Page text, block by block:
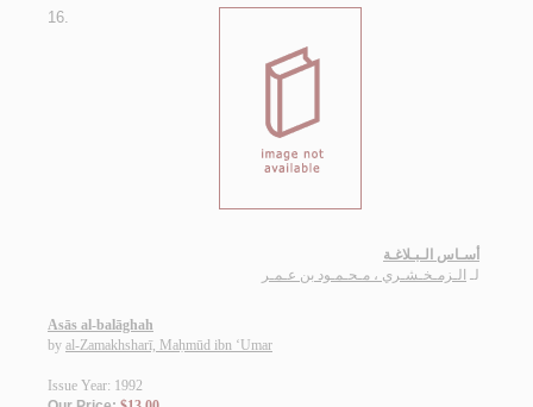
16.
أسـاس الـبـلاغـة
لـ الـزمـخـشـري ، مـحـمـود بن عـمـر
Asās al-balāghah
by al-Zamakhsharī, Maḥmūd ibn ‘Umar
Issue Year: 1992